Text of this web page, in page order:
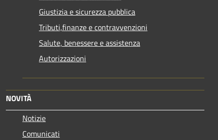
Giustizia e sicurezza pubblica
Tributi,finanze e contravvenzioni
Salute, benessere e assistenza
Autorizzazioni
NOVITÀ
Notizie
Comunicati